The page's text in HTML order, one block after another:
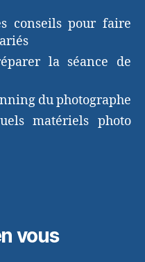
conseils pour faire
la séance de
du photographe
matériels photo
vous